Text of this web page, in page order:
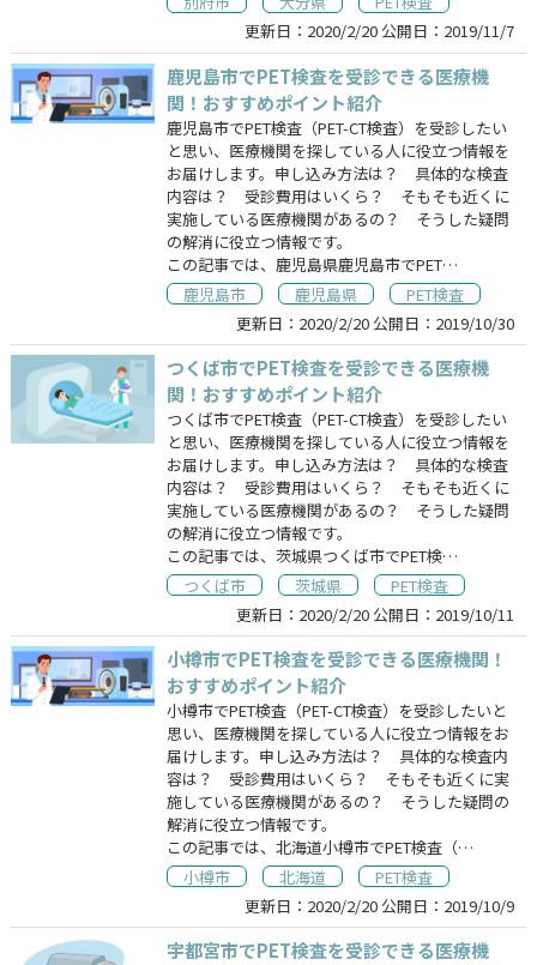
更新日： 2020/2/20 公開日： 2019/11/7
鹿児島市でPET検査を受診できる医療機
関！おすすめポイント紹介
鹿児島市でPET検査（PET-CT検査）を受診したい
と思い、医療機関を探している人に役立つ情報を
お届けします。申し込み方法は？ 具体的な検査
内容は？ 受診費用はいくら？ そもそも近くに
実施している医療機関があるの？ そうした疑問
の解消に役立つ情報です。
この記事では、鹿児島県鹿児島市でPET…
鹿児島市
鹿児島県
PET検査
更新日： 2020/2/20 公開日： 2019/10/30
つくば市でPET検査を受診できる医療機
関！おすすめポイント紹介
つくば市でPET検査（PET-CT検査）を受診したい
と思い、医療機関を探している人に役立つ情報を
お届けします。申し込み方法は？ 具体的な検査
内容は？ 受診費用はいくら？ そもそも近くに
実施している医療機関があるの？ そうした疑問
の解消に役立つ情報です。
この記事では、茨城県つくば市でPET検…
つくば市
茨城県
PET検査
更新日： 2020/2/20 公開日： 2019/10/11
小樽市でPET検査を受診できる医療機関！
おすすめポイント紹介
小樽市でPET検査（PET-CT検査）を受診したいと
思い、医療機関を探している人に役立つ情報をお
届けします。申し込み方法は？ 具体的な検査内
容は？ 受診費用はいくら？ そもそも近くに実
施している医療機関があるの？ そうした疑問の
解消に役立つ情報です。
この記事では、北海道小樽市でPET検査（…
小樽市
北海道
PET検査
更新日： 2020/2/20 公開日： 2019/10/9
宇都宮市でPET検査を受診できる医療機